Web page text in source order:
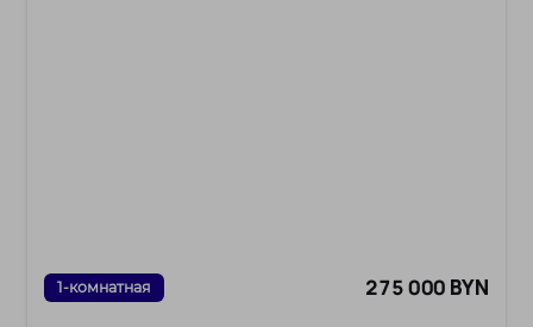
1-комнатная 275 000 BYN